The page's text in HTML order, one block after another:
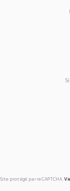
Site protégé par reCAPTCHA.